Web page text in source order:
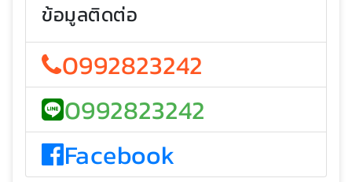
ข้อมูลติดต่อ
0992823242
0992823242
Facebook